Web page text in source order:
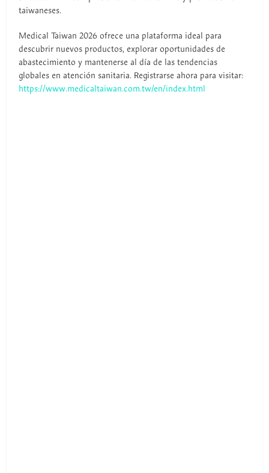
taiwaneses.
Medical Taiwan 2026 ofrece una plataforma ideal para
descubrir nuevos productos, explorar oportunidades de
abastecimiento y mantenerse al día de las tendencias
globales en atención sanitaria. Registrarse ahora para visitar:
https://www.medicaltaiwan.com.tw/en/index.html